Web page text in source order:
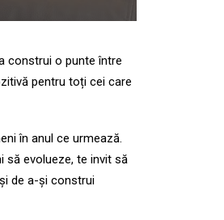
construi o punte între
pentru toți cei care
în anul ce urmează.
să evolueze, te invit să
de a-și construi